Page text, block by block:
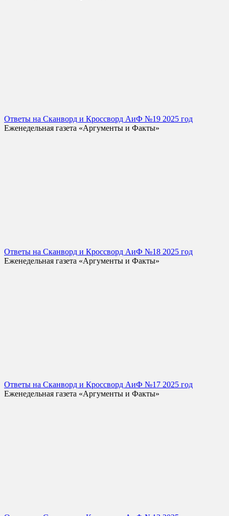
Ответы на Сканворд и Кроссворд АиФ №19 2025 год
Еженедельная газета «Аргументы и Факты»
Ответы на Сканворд и Кроссворд АиФ №18 2025 год
Еженедельная газета «Аргументы и Факты»
Ответы на Сканворд и Кроссворд АиФ №17 2025 год
Еженедельная газета «Аргументы и Факты»